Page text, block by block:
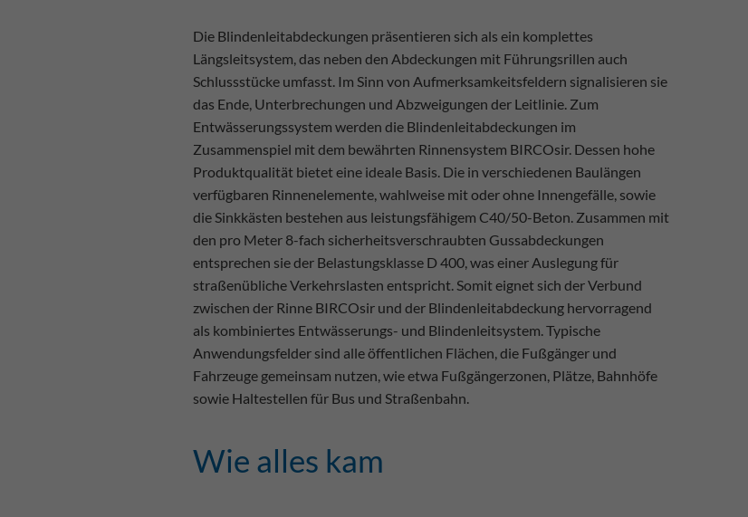
Die Blindenleitabdeckungen präsentieren sich als ein komplettes
Längsleitsystem, das neben den Abdeckungen mit Führungsrillen auch
Schlussstücke umfasst. Im Sinn von Aufmerksamkeitsfeldern signalisieren sie
das Ende, Unterbrechungen und Abzweigungen der Leitlinie. Zum
Entwässerungssystem werden die Blindenleitabdeckungen im
Zusammenspiel mit dem bewährten Rinnensystem BIRCOsir. Dessen hohe
Produktqualität bietet eine ideale Basis. Die in verschiedenen Baulängen
verfügbaren Rinnenelemente, wahlweise mit oder ohne Innengefälle, sowie
die Sinkkästen bestehen aus leistungsfähigem C40/50-Beton. Zusammen mit
den pro Meter 8-fach sicherheitsverschraubten Gussabdeckungen
entsprechen sie der Belastungsklasse D 400, was einer Auslegung für
straßenübliche Verkehrslasten entspricht. Somit eignet sich der Verbund
zwischen der Rinne BIRCOsir und der Blindenleitabdeckung hervorragend
als kombiniertes Entwässerungs- und Blindenleitsystem. Typische
Anwendungsfelder sind alle öffentlichen Flächen, die Fußgänger und
Fahrzeuge gemeinsam nutzen, wie etwa Fußgängerzonen, Plätze, Bahnhöfe
sowie Haltestellen für Bus und Straßenbahn.
Wie alles kam